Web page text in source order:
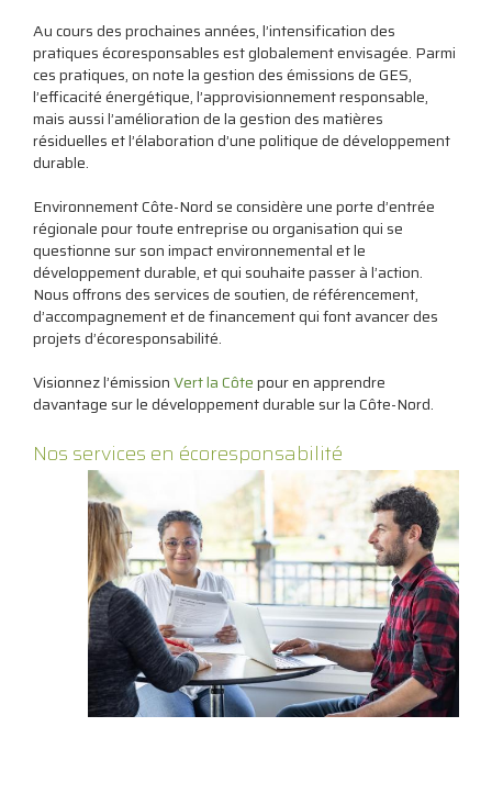
Au cours des prochaines années, l’intensification des
pratiques écoresponsables est globalement envisagée. Parmi
ces pratiques, on note la gestion des émissions de GES,
l’efficacité énergétique, l’approvisionnement responsable,
mais aussi l’amélioration de la gestion des matières
résiduelles et l’élaboration d’une politique de développement
durable.
Environnement Côte-Nord se considère une porte d’entrée
régionale pour toute entreprise ou organisation qui se
questionne sur son impact environnemental et le
développement durable, et qui souhaite passer à l’action.
Nous offrons des services de soutien, de référencement,
d’accompagnement et de financement qui font avancer des
projets d’écoresponsabilité.
Visionnez l’émissionVert la Côtepour en apprendre
davantage sur le développement durable sur la Côte-Nord.
Nos services en écoresponsabilité